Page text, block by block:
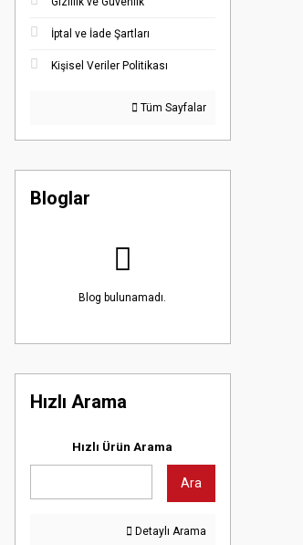
İptal ve İade Şartları
Kişisel Veriler Politikası
Tüm Sayfalar
Bloglar
Blog bulunamadı.
Hızlı Arama
Hızlı Ürün Arama
Ara
Detaylı Arama